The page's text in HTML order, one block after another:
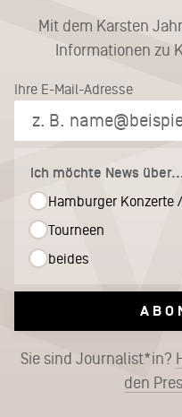
Mit dem Karsten
Informationen zu
Ihre E-Mail-Adresse
Ich möchte News
Hamburger Konzerte
Tourneen
beides
Sie sind Journalist*in?
den